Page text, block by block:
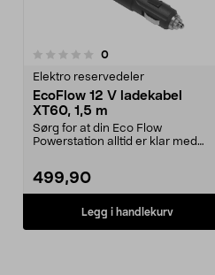
0anmeldelser
Elektro reservedeler
EcoFlow 12 V ladekabel
XT60, 1,5 m
Sørg for at din Eco Flow
Powerstation alltid er klar med
499,90
Legg i handlekurv